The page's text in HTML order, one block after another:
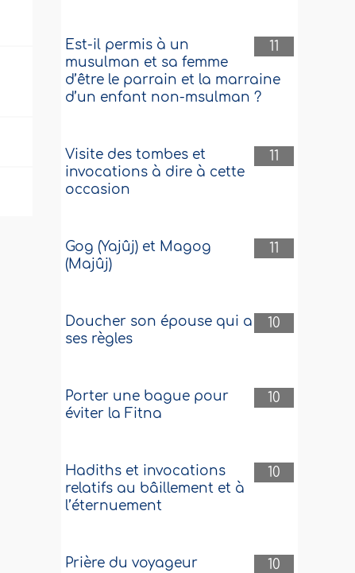
11
Est-il permis à un
musulman et sa femme
d’être le parrain et la marraine
d’un enfant non-msulman ?
11
Visite des tombes et
invocations à dire à cette
occasion
11
Gog (Yajûj) et Magog
(Majûj)
10
Doucher son épouse qui a
ses règles
10
Porter une bague pour
éviter la Fitna
10
Hadiths et invocations
relatifs au bâillement et à
l’éternuement
10
Prière du voyageur